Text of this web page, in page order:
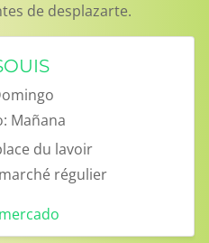
de desplazarte.
Mañana
du lavoir
marché régulier